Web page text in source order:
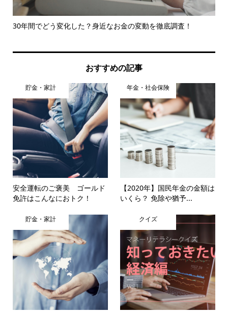
30年間でどう変化した？身近なお金の変動を徹底調査！
おすすめの記事
貯金・家計
安全運転のご褒美 ゴールド
免許はこんなにおトク！
年金・社会保険
【2020年】国民年金の金額は
いくら？ 免除や猶予...
貯金・家計 クイズ